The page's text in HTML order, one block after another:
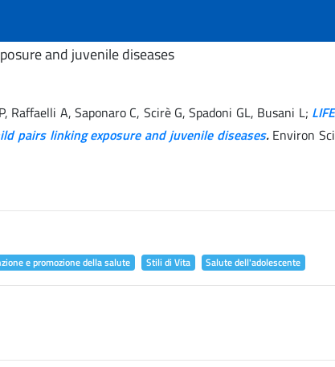
and juvenile diseases
Raffaelli A, Saponaro C, Scirè G, Spadoni GL, Busani L; LIFE
pairs linking exposure and juvenile diseases.Environ Sci
e promozione della salute Stili di Vita Salute dell'adolescente